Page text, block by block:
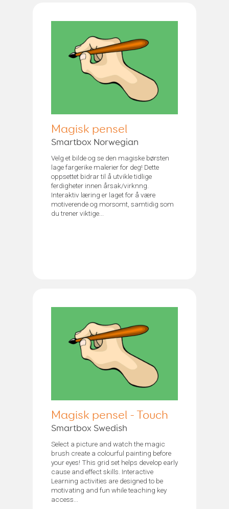
Magisk pensel
Smartbox Norwegian
Velg et bilde og se den magiske børsten
lage fargerike malerier for deg! Dette
oppsettet bidrar til å utvikle tidlige
ferdigheter innen årsak/virknng.
Interaktiv læring er laget for å være
motiverende og morsomt, samtidig som
du trener viktige...
Magisk pensel - Touch
Smartbox Swedish
Select a picture and watch the magic
brush create a colourful painting before
your eyes! This grid set helps develop early
cause and effect skills. Interactive
Learning activities are designed to be
motivating and fun while teaching key
access...